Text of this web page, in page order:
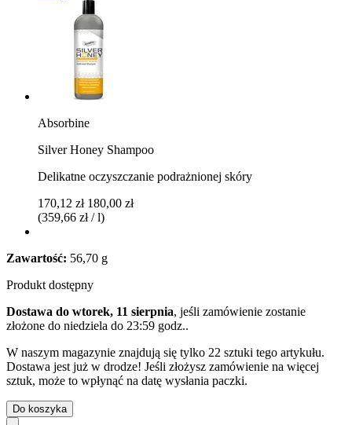
Absorbine
Silver Honey Shampoo
Delikatne oczyszczanie podrażnionej skóry
170,12 zł 180,00 zł
(359,66 zł / l)
Zawartość: 56,70 g
Produkt dostępny
Dostawa do wtorek, 11 sierpnia, jeśli zamówienie zostanie
złożone do niedziela do 23:59 godz..
W naszym magazynie znajdują się tylko 22 sztuki tego artykułu.
Dostawa jest już w drodze! Jeśli złożysz zamówienie na więcej
sztuk, może to wpłynąć na datę wysłania paczki.
Do koszyka